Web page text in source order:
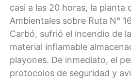
casi a las 20 horas, la planta
Ambientales sobre Ruta N°
Carbó, sufrió el incendio de
material inflamable
playones. De inmediato, el
protocolos de seguridad y